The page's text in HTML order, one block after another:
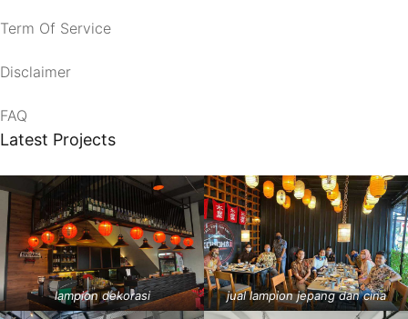
Term Of Service
Disclaimer
FAQ
Latest Projects
lampion dekorasi jual lampion jepang dan cina